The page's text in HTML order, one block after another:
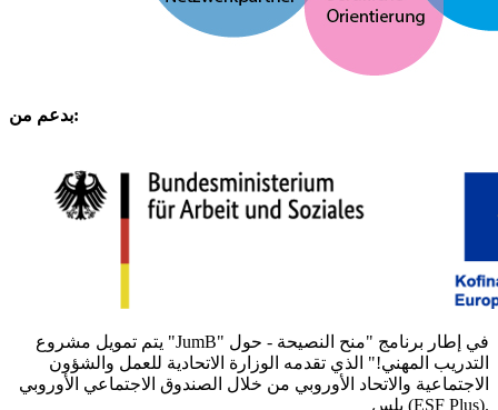
بدعم من:
يتم تمويل مشروع "JumB" في إطار برنامج "منح النصيحة - حول
التدريب المهني!" الذي تقدمه الوزارة الاتحادية للعمل والشؤون
الاجتماعية والاتحاد الأوروبي من خلال الصندوق الاجتماعي الأوروبي
بلس (ESF Plus).